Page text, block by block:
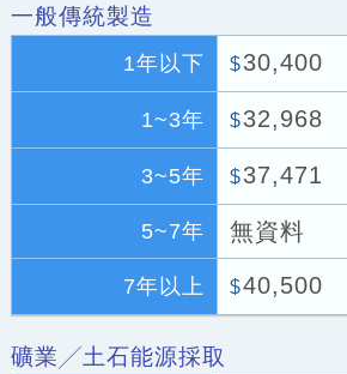
一般傳統製造
1年以下 $30,400
1~3年 $32,968
3~5年 $37,471
5~7年 無資料
7年以上 $40,500
礦業╱土石能源採取